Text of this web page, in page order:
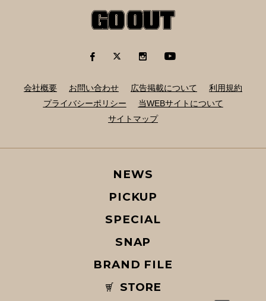
会社概要 お問い合わせ 広告掲載について
利用規約
プライバシーポリシー
当WEBサイトについて
サイトマップ
NEWS
PICKUP
SPECIAL
SNAP
BRAND FILE
STORE